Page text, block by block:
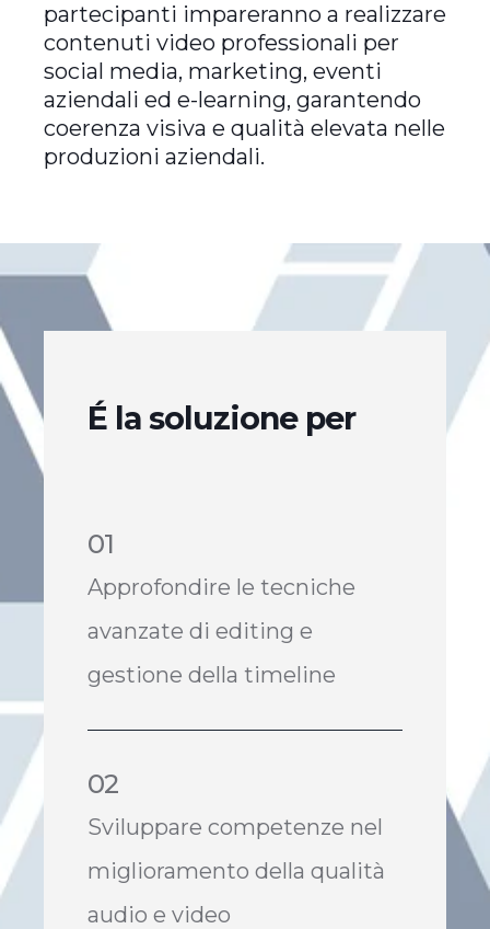
partecipanti impareranno a realizzare
contenuti video professionali per
social media, marketing, eventi
aziendali ed e-learning, garantendo
coerenza visiva e qualità elevata nelle
produzioni aziendali.
É la soluzione per
01
Approfondire le tecniche
avanzate di editing e
gestione della timeline
02
Sviluppare competenze nel
miglioramento della qualità
audio e video